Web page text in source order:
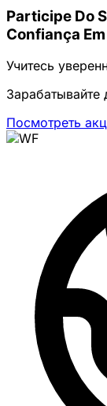
Participe Do
Confiança
Учитесь
Зарабатывайте
Посмотреть